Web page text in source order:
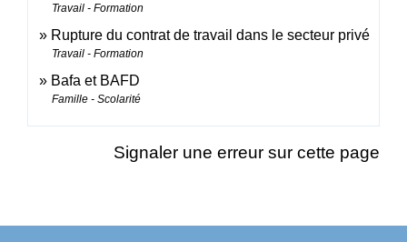
Travail - Formation
Rupture du contrat de travail dans le secteur privé
Travail - Formation
Bafa et BAFD
Famille - Scolarité
Signaler une erreur sur cette page